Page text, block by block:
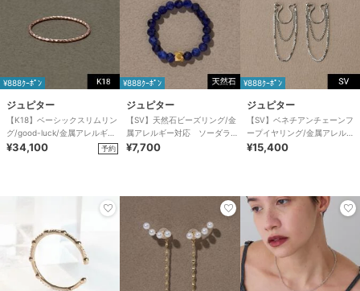
¥888ｸｰﾎﾟﾝ
ジュピター
【K18】ベーシックスリムリン
グ/good-luck/金属アレルギー
対応
¥34,100 予約
¥888ｸｰﾎﾟﾝ
ジュピター
【SV】天然石ビーズリング/金
属アレルギー対応 ソーダライ
ト
¥7,700
¥888ｸｰﾎﾟﾝ
ジュピター
【SV】ベネチアンチェーンフ
ープイヤリング/金属アレルギ
ー対応 シルバー
¥15,400